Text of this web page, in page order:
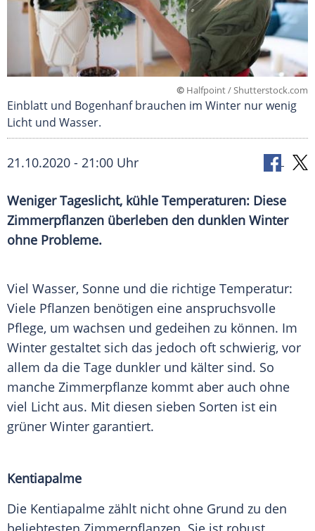
© Halfpoint / Shutterstock.com
Einblatt und Bogenhanf brauchen im Winter nur wenig
Licht und Wasser.
21.10.2020 - 21:00 Uhr
WenigerTageslicht, kühle Temperaturen: Diese
Zimmerpflanzen überleben den dunklen Winter
ohne Probleme.
Viel Wasser, Sonne und die richtige Temperatur:
Viele Pflanzen benötigen eine anspruchsvolle
Pflege, um wachsen und gedeihen zu können. Im
Winter gestaltet sich das jedoch oft schwierig, vor
allem da die Tage dunkler und kälter sind. So
manche Zimmerpflanze kommt aber auch ohne
viel Licht aus. Mit diesen sieben Sorten ist ein
grüner Winter garantiert.
Kentiapalme
Die Kentiapalme zählt nicht ohne Grund zu den